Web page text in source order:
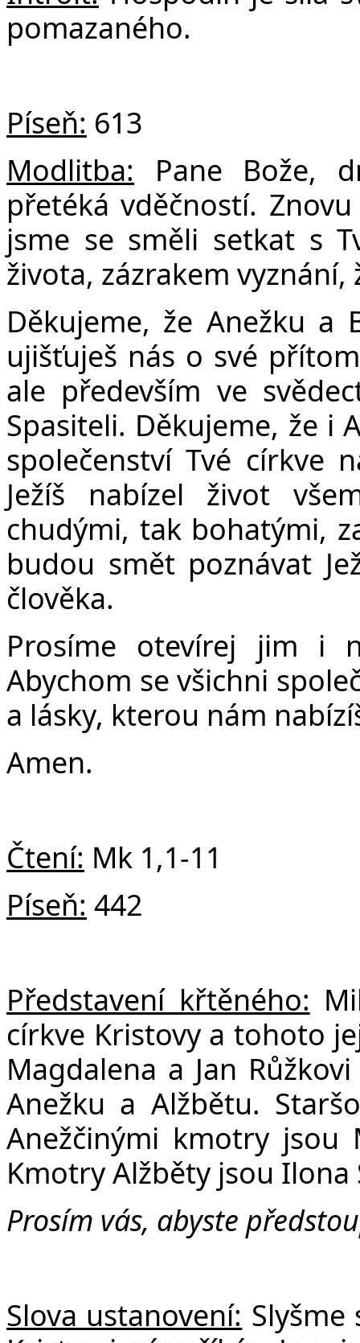
pomazaného.
Píseň: 613
Modlitba:
Pane Bože,
přetéká vděčností.
jsme se směli setkat s
života, zázrakem vyznání,
Děkujeme, že Anežku a
ujišťuješ nás o své
ale především ve
Spasiteli. Děkujeme, že i
společenství Tvé církve
Ježíš nabízel život
chudými, tak bohatými,
budou smět poznávat
člověka.
Prosíme otevírej jim i
Abychom se všichni
a lásky, kterou nám
Amen.
Čtení: Mk 1,1-11
Píseň: 442
Představení křtěného:
církve Kristovy a tohoto
Magdalena a Jan
Anežku a Alžbětu.
Anežčinými kmotry jsou
Kmotry Alžběty jsou
Prosím vás, abyste
Slova ustanovení: Slyšme